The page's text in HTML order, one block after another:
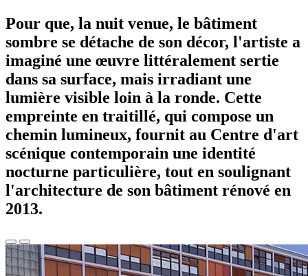
Pour que, la nuit venue, le bâtiment
sombre se détache de son décor, l'artiste a
imaginé une œuvre littéralement sertie
dans sa surface, mais irradiant une
lumière visible loin à la ronde. Cette
empreinte en traitillé, qui compose un
chemin lumineux, fournit au Centre d'art
scénique contemporain une identité
nocturne particulière, tout en soulignant
l'architecture de son bâtiment rénové en
2013.